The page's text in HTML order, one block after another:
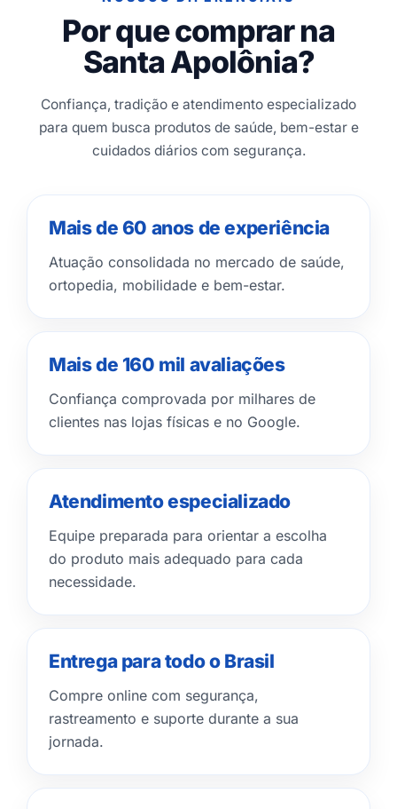
Por que comprar na
Santa Apolônia?
Confiança, tradição e atendimento especializado
para quem busca produtos de saúde, bem-estar e
cuidados diários com segurança.
Mais de 60 anos de experiência
Atuação consolidada no mercado de saúde,
ortopedia, mobilidade e bem-estar.
Mais de 160 mil avaliações
Confiança comprovada por milhares de
clientes nas lojas físicas e no Google.
Atendimento especializado
Equipe preparada para orientar a escolha
do produto mais adequado para cada
necessidade.
Entrega para todo o Brasil
Compre online com segurança,
rastreamento e suporte durante a sua
jornada.